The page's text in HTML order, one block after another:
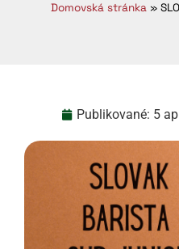
Domovská stránka»
Publikované: 5